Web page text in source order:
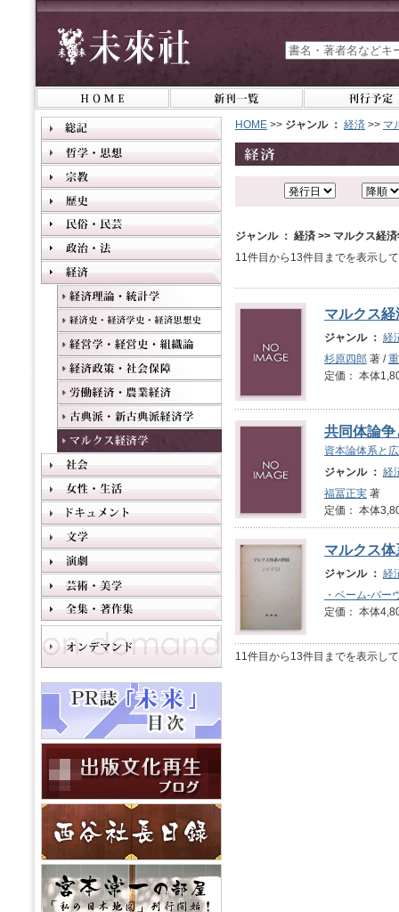
HOME >> ジャンル ： 経済 >> マ
ジャンル ： 経済 >> マルクス経
11件目から13件目までを表示し
マルクス
ジャンル ： 経
杉原四郎 著 /
定価： 本体
共同体論
資本論体系と
ジャンル ： 経
福冨正実 著
定価： 本体
マルクス
ジャンル ： 経
・ベーム-バー
定価： 本体
11件目から13件目までを表示し